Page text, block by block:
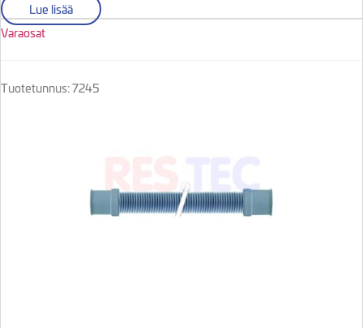
Lue lisää
Varaosat
Tuotetunnus: 7245